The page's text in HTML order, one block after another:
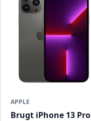
APPLE
Brugt iPhone 13 Pro